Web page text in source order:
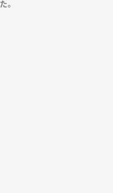
。